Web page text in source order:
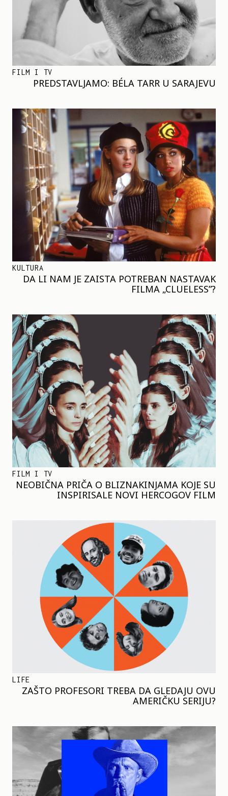
FILM I TV
PREDSTAVLJAMO: BÉLA TARR U SARAJEVU
KULTURA
DA LI NAM JE ZAISTA POTREBAN NASTAVAK
FILMA „CLUELESS”?
FILM I TV
NEOBIČNA PRIČA O BLIZNAKINJAMA KOJE SU
INSPIRISALE NOVI HERCOGOV FILM
LIFE
ZAŠTO PROFESORI TREBA DA GLEDAJU OVU
AMERIČKU SERIJU?